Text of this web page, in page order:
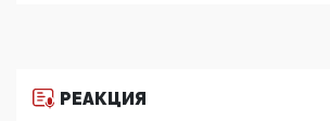
11:53, 09 Июня 2026
РЕАКЦИЯ